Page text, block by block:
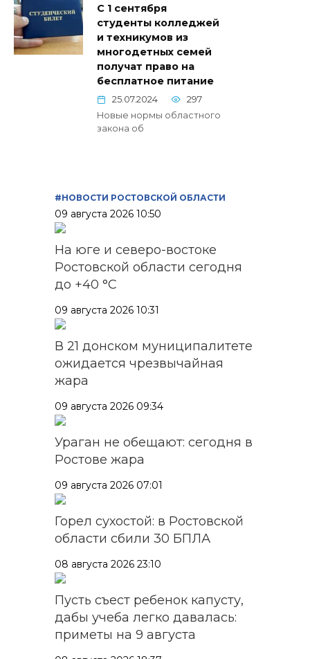
С 1 сентября
студенты колледжей
и техникумов из
многодетных семей
получат право на
бесплатное питание
25.07.2024
297
Новые нормы областного
закона об
#НОВОСТИ РОСТОВСКОЙ ОБЛАСТИ
09 августа 2026 10:50
На юге и северо-востоке
Ростовской области сегодня
до +40 °C
09 августа 2026 10:31
В 21 донском муниципалитете
ожидается чрезвычайная
жара
09 августа 2026 09:34
Ураган не обещают: сегодня в
Ростове жара
09 августа 2026 07:01
Горел сухостой: в Ростовской
области сбили 30 БПЛА
08 августа 2026 23:10
Пусть съест ребенок капусту,
дабы учеба легко давалась:
приметы на 9 августа